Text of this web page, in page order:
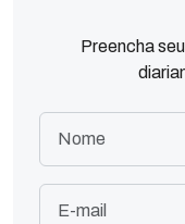
Preencha